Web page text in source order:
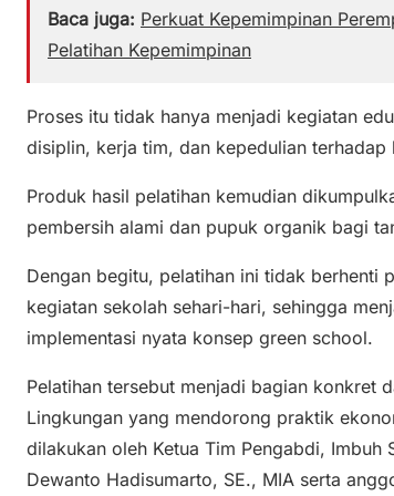
Baca juga: Perkuat Kepemimpinan
Pelatihan Kepemimpinan
Proses itu tidak hanya menjadi kegiatan
disiplin, kerja tim, dan kepedulian terhadap
Produk hasil pelatihan kemudian
pembersih alami dan pupuk organik bagi
Dengan begitu, pelatihan ini tidak berhenti
kegiatan sekolah sehari-hari, sehingga
implementasi nyata konsep green school.
Pelatihan tersebut menjadi bagian konkret
Lingkungan yang mendorong praktik
dilakukan oleh Ketua Tim Pengabdi,
Dewanto Hadisumarto, SE., MIA serta